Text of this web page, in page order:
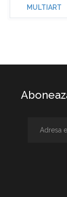
MULTIART